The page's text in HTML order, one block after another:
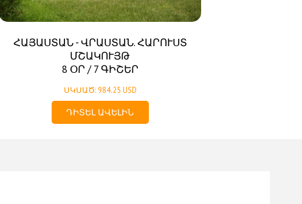
ՀԱՅԱՍՏԱՆ - ՎՐԱՍՏԱՆ. ՀԱՐՈՒՍՏ
ՄՇԱԿՈՒՅԹ
8 ՕՐ / 7 ԳԻՇԵՐ
ՍԿՍԱԾ: 984.25 USD
ԴԻՏԵԼ ԱՎԵԼԻՆ